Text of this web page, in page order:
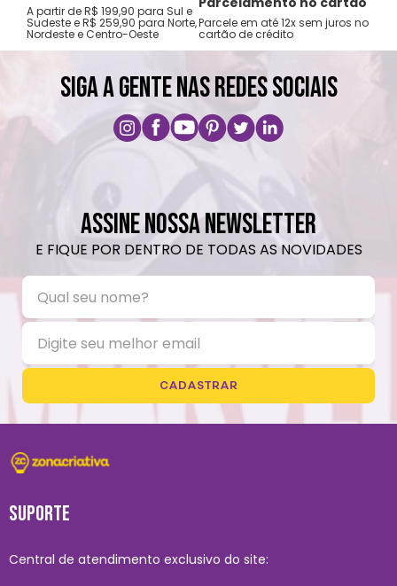
A partir de R$ 199,90 para Sul e
Sudeste e R$ 259,90 para Norte,
Nordeste e Centro-Oeste
Parcele em até 12x sem juros no
cartão de crédito
SIGA A GENTE NAS REDES SOCIAIS
ASSINE NOSSA NEWSLETTER
E FIQUE POR DENTRO DE TODAS AS NOVIDADES
CADASTRAR
SUPORTE
Central de atendimento exclusivo do site: